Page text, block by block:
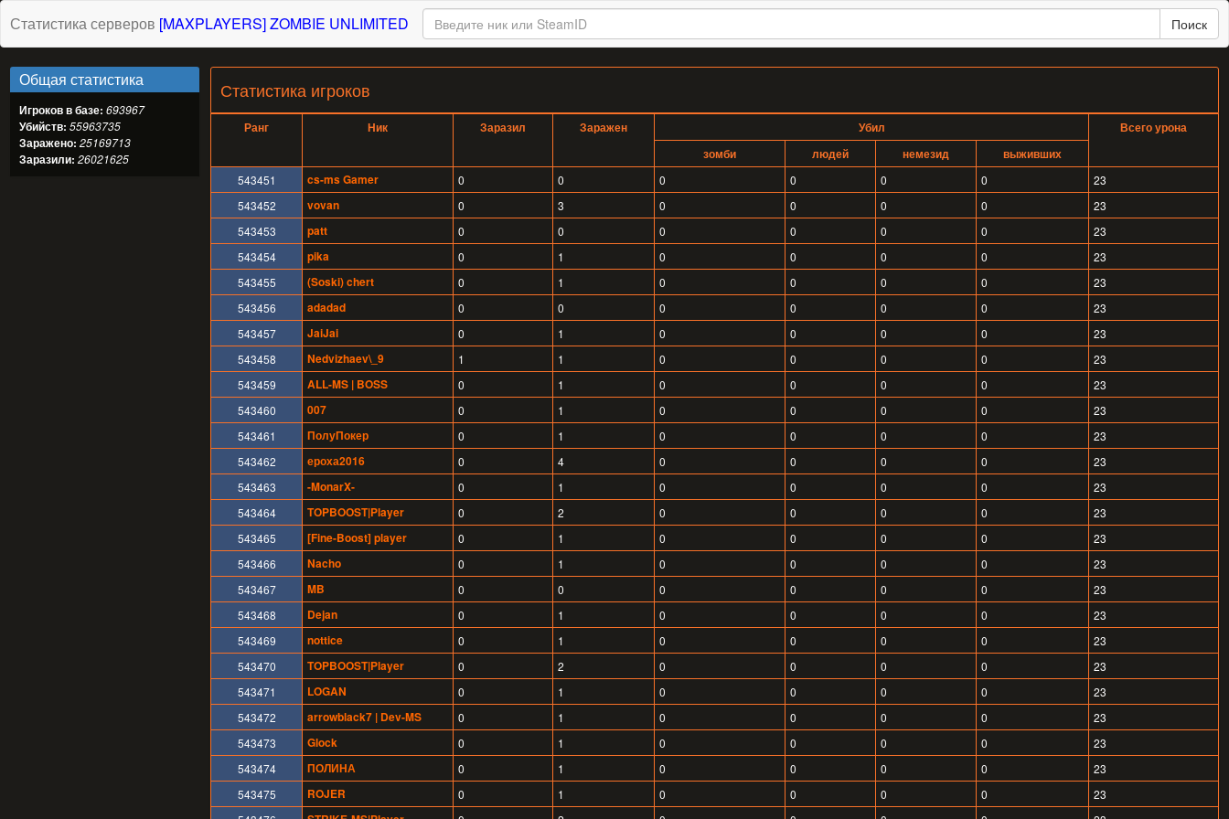
Статистика серверов [MAXPLAYERS] ZOMBIE UNLIMITED Поиск
Общая статистика
Игроков в базе: 693967
Убийств: 55963735
Заражено: 25169713
Заразили: 26021625
Статистика игроков
Ранг Ник Заразил Заражен Убил
Всего урона
зомби
людей немезид выживших
543451 cs-ms Gamer 0 0 0 0 0 0
23
543452
vovan 0 3 0 0 0 0
23
543453
patt 0 0 0 0 0 0
23
543454
pika 0 1 0 0 0 0
23
543455
(Soski) chert 0 1 0 0 0 0
23
543456
adadad 0 0 0 0 0 0
23
543457
JaiJai 0 1 0 0 0 0
23
543458
Nedvizhaev\_9 1 1 0 0 0 0
23
543459
ALL-MS | BOSS 0 1 0 0 0 0
23
543460
007 0 1 0 0 0 0
23
543461
ПолуПокер 0 1 0 0 0 0
23
543462
ероха2016 0 4 0 0 0 0
23
543463
-MonarX- 0 1 0 0 0 0
23
543464
TOPBOOST|Player 0 2 0 0 0 0
23
543465
[Fine-Boost] player 0 1 0 0 0 0
23
543466
Nacho 0 1 0 0 0 0
23
543467
MB 0 0 0 0 0 0
23
543468
Dejan 0 1 0 0 0 0
23
543469
nottice 0 1 0 0 0 0
23
543470
TOPBOOST|Player 0 2 0 0 0 0
23
543471
LOGAN 0 1 0 0 0 0
23
543472
arrowblack7 | Dev-MS 0 1 0 0 0 0
23
543473
Glock 0 1 0 0 0 0
23
543474
ПОЛИНА 0 1 0 0 0 0
23
543475
ROJER 0 1 0 0 0 0
23